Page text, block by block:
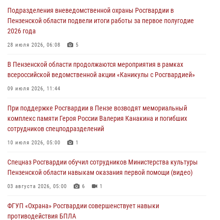
работы за первое полугодие 2026 года
Росгвардия обеспечила безопасность праздничных мероприятий в
1
В Пензе сотрудники Росгвардии задержали мужчину, который
дома
03 августа 2026, 05:59
Росгвардейцы Пензенской области отмечают 35-летие дежурной
03 августа 2026, 05:15
Подразделения вневедомственной охраны Росгвардии в
Пензенской области подвели итоги работы за первое полугодие
2026 года
28 июля 2026, 06:08 5
В Пензенской области продолжаются мероприятия в рамках
всероссийской ведомственной акции «Каникулы с Росгвардией»
09 июля 2026, 11:44
При поддержке Росгвардии в Пензе возводят мемориальный
комплекс памяти Героя России Валерия Канакина и погибших
сотрудников спецподразделений
10 июля 2026, 05:00 1
Спецназ Росгвардии обучил сотрудников Министерства культуры
Пензенской области навыкам оказания первой помощи (видео)
03 августа 2026, 05:00 6 1
ФГУП «Охрана» Росгвардии совершенствует навыки
противодействия БПЛА